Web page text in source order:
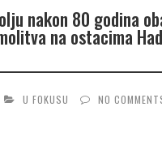
nakon 80 godina
na ostacima
U FOKUSU NO